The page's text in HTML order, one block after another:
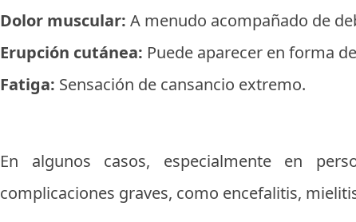
Dolor muscular: A menudo acompañado de
Erupción cutánea: Puede aparecer en forma
Fatiga: Sensación de cansancio extremo.
En algunos casos, especialmente en
complicaciones graves, como encefalitis,